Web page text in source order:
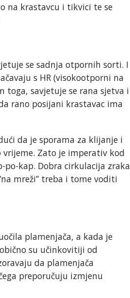
na krastavcu i tikvici te se
se sadnja otpornih sorti. I
s HR (visokootporni na
toga, savjetuje se rana sjetva i
rano posijani krastavac ima
da je sporama za klijanje i
Zato je imperativ kod
kap. Dobra cirkulacija zraka
mreži” treba i tome voditi
plamenjača, a kada je
su učinkovitiji od
da plamenjača
preporučuju izmjenu